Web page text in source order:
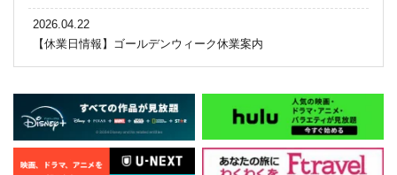
2026.04.22
【休業日情報】ゴールデンウィーク休業案内